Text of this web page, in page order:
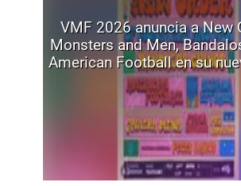
VMF 2026 anuncia a New
Monsters and Men,
American Football en su